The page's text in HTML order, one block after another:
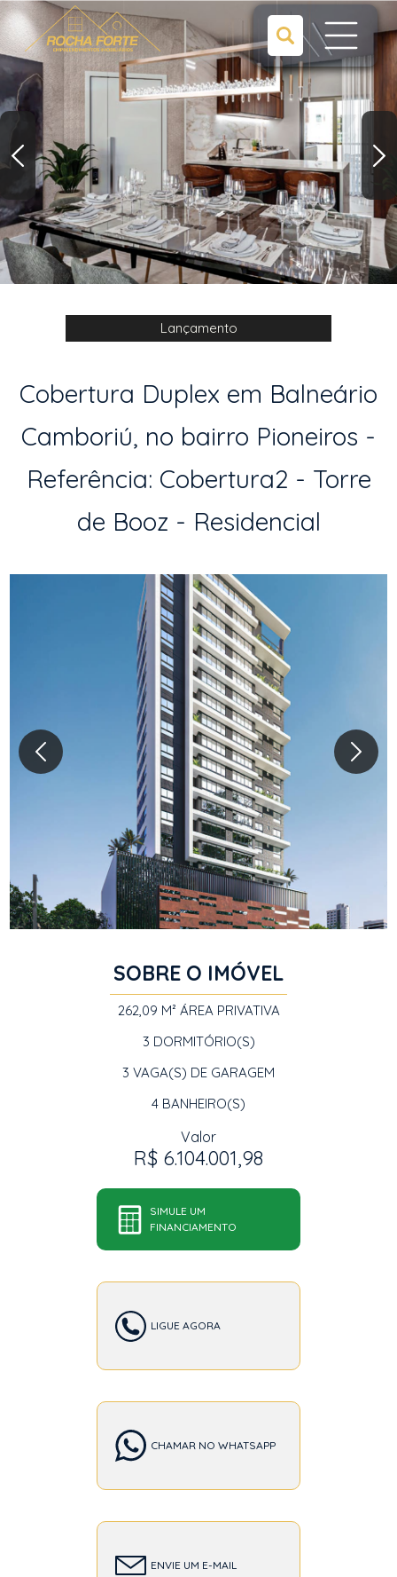
Lançamento
Cobertura Duplex em Balneário
Camboriú, no bairro Pioneiros -
Referência: Cobertura2 - Torre
de Booz - Residencial
SOBRE O IMÓVEL
262,09 M² ÁREA PRIVATIVA
3 DORMITÓRIO(S)
3 VAGA(S) DE GARAGEM
4 BANHEIRO(S)
Valor
R$ 6.104.001,98
SIMULE UM
FINANCIAMENTO
LIGUE AGORA
CHAMAR NO WHATSAPP
ENVIE UM E-MAIL